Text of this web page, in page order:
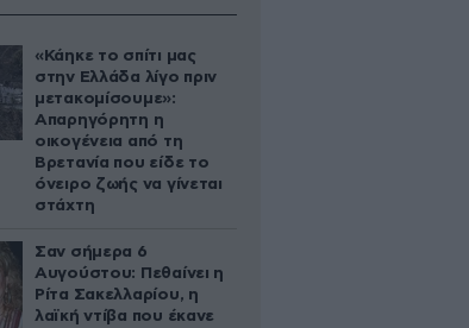
«Κάηκε το σπίτι μας
στην Ελλάδα λίγο πριν
μετακομίσουμε»:
Απαρηγόρητη η
οικογένεια από τη
Βρετανία που είδε το
όνειρο ζωής να γίνεται
στάχτη
Σαν σήμερα 6
Αυγούστου: Πεθαίνει η
Ρίτα Σακελλαρίου, η
λαϊκή ντίβα που έκανε